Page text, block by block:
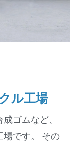
ル工場
ゴムなど、
場です。 その